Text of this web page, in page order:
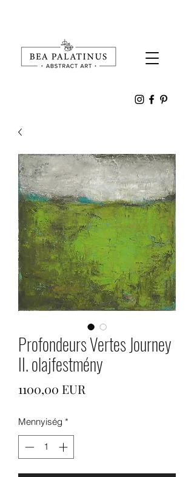
Profondeurs Vertes Journey
II. olajfestmény
1100,00 EUR
Mennyiség *